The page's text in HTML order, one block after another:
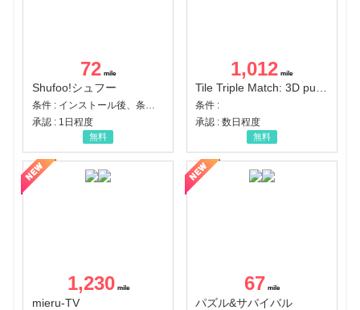
72
Shufoo!シュフー
条件 : インストール後、条件達成
承認 : 1日程度
無料
1,012
Tile Triple Match: 3D puzzle
条件 :
承認 : 数日程度
無料
1,230
mieru-TV
67
パズル&サバイバル